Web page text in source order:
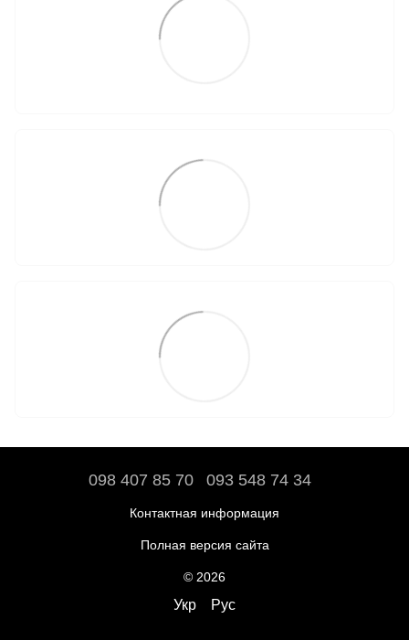
098 407 85 70 093 548 74 34
Контактная информация
Полная версия сайта
© 2026
Укр Рус